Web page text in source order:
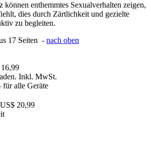
können enthemmtes Sexualverhalten zeigen,
dies durch Zärtlichkeit und gezielte
zu begleiten.
17 Seiten - nach oben
Inkl. MwSt.
für alle Geräte
US$ 20,99